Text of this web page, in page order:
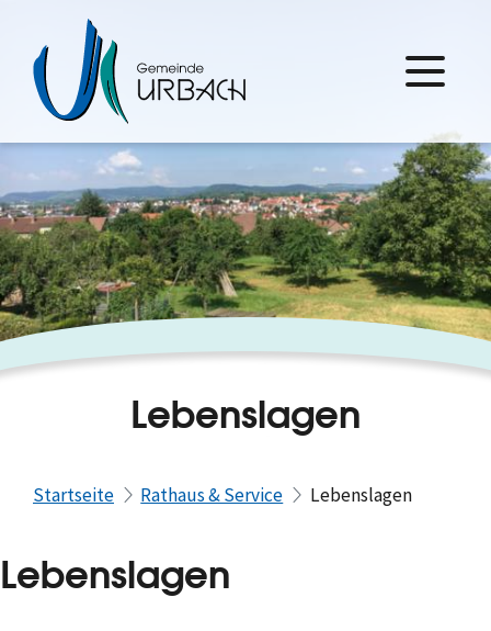
Lebenslagen
Startseite Rathaus & Service Lebenslagen
Lebenslagen